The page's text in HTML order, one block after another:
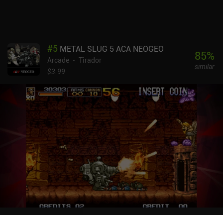
#5 METAL SLUG 5 ACA NEOGEO
Arcade
Tirador
$3.99
85%
similar